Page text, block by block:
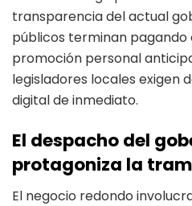
transparencia del actual
públicos terminan
promoción personal
legisladores locales exigen
digital de inmediato.
El despacho del
protagoniza la
El negocio redondo